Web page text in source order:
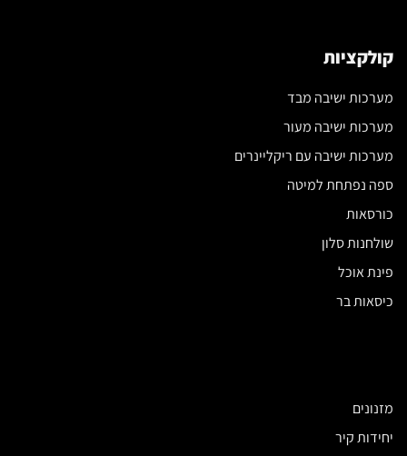
קולקציות
מערכות ישיבה מבד
מערכות ישיבה מעור
מערכות ישיבה עם ריקליינרים
ספה נפתחת למיטה
כורסאות
שולחנות סלון
פינת אוכל
כיסאות בר
מזנונים
יחידות קיר